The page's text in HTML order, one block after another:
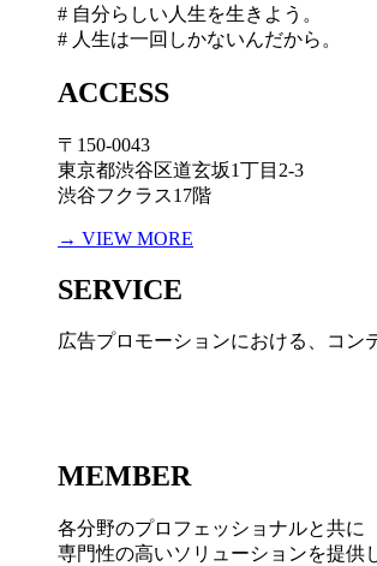
# 自分らしい人生を生きよう。
# 人生は一回しかないんだから。
ACCESS
〒150-0043
東京都渋谷区道玄坂1丁目2-3
渋谷フクラス17階
→ VIEW MORE
SERVICE
広告プロモーションにおける、コン
MEMBER
各分野のプロフェッショナルと共に
専門性の高いソリューションを提供